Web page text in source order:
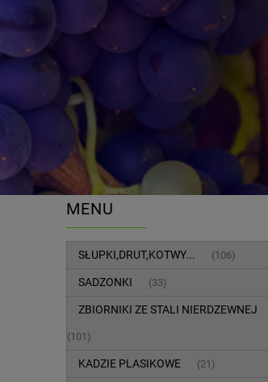
MENU
SŁUPKI,DRUT,KOTWY... (106)
SADZONKI (33)
ZBIORNIKI ZE STALI NIERDZEWNEJ
(101)
KADZIE PLASIKOWE (21)